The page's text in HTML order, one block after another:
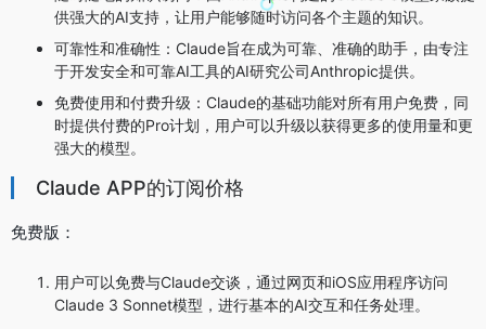
供强大的AI支持，让用户能够随时访问各个主题的知识。
可靠性和准确性：Claude旨在成为可靠、准确的助手，由专注
于开发安全和可靠AI工具的AI研究公司Anthropic提供。
免费使用和付费升级：Claude的基础功能对所有用户免费，同
时提供付费的Pro计划，用户可以升级以获得更多的使用量和更
强大的模型。
Claude APP的订阅价格
免费版：
用户可以免费与Claude交谈，通过网页和iOS应用程序访问
Claude 3 Sonnet模型，进行基本的AI交互和任务处理。